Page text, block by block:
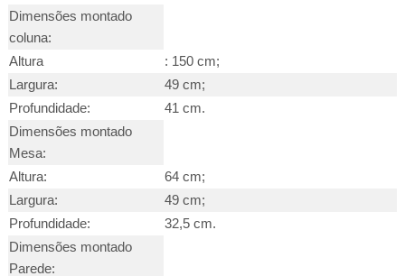
Dimensões montado
coluna:
Altura
: 150 cm;
Largura:
49 cm;
Profundidade:
41 cm.
Dimensões montado
Mesa:
Altura:
64 cm;
Largura:
49 cm;
Profundidade:
32,5 cm.
Dimensões montado
Parede: